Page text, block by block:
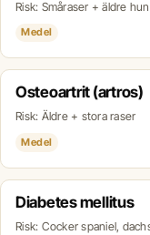
Risk: Småraser + äldre
Medel
Osteoartrit (artros)
Risk: Äldre + stora raser
Medel
Diabetes mellitus
Risk: Cocker spaniel,